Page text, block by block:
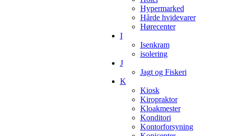
Hypermarked
Hårde hvidevarer
Hørecenter
I
Isenkram
isolering
J
Jagt og Fiskeri
K
Kiosk
Kiropraktor
Kloakmester
Konditori
Kontorforsyning